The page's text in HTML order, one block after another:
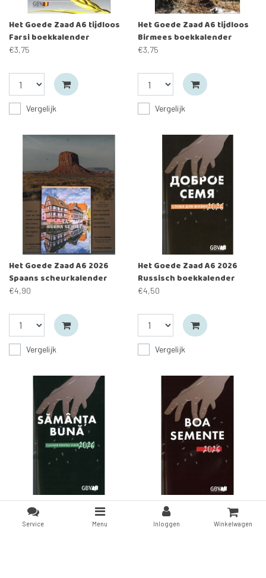
Het Goede Zaad A6 tijdloos
Farsi boekkalender
€3,75
Vergelijk
Het Goede Zaad A6 tijdloos
Birmees boekkalender
€3,75
Vergelijk
Het Goede Zaad A6 2026
Spaans scheurkalender
€4,90
Vergelijk
Het Goede Zaad A6 2026
Russisch boekkalender
€4,50
Vergelijk
Het Goede Zaad A6 2026
Roemeens boekkalender
Het Goede Zaad A6 2026
Portugees boekkalender
Service Menu Inloggen Winkelwagen